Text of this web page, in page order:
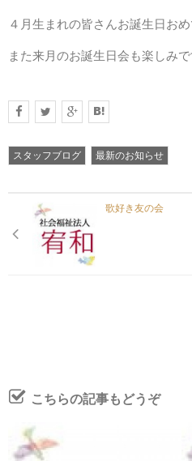
採用情報
よくあるご質問
サイトマップ
４月生まれの皆さんお誕生日お
また来月のお誕生日会も楽しみ
スタッフブログ 最新のお知らせ
歌好き友の会
こちらの記事もどうぞ